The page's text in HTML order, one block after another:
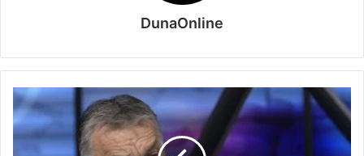
DunaOnline
Orbán:
minden
élet
számít